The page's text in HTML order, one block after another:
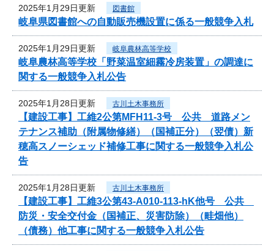
2025年1月29日更新 図書館
岐阜県図書館への自動販売機設置に係る一般競争入札
2025年1月29日更新 岐阜農林高等学校
岐阜農林高等学校「野菜温室細霧冷房装置」の調達に
関する一般競争入札公告
2025年1月28日更新 古川土木事務所
【建設工事】工維2公第MFH11-3号 公共 道路メン
テナンス補助（附属物修繕）（国補正分）（翌債）新
穂高スノーシェッド補修工事に関する一般競争入札公
告
2025年1月28日更新 古川土木事務所
【建設工事】工維3公第43-A010-113-hK他号 公共
防災・安全交付金（国補正、災害防除）（畦畑他）
（債務）他工事に関する一般競争入札公告